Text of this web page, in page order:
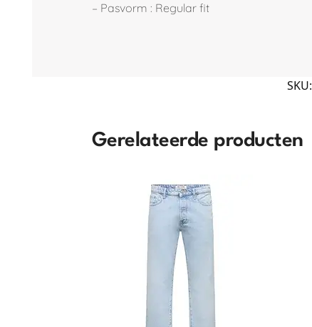
– Pasvorm : Regular fit
SKU:
Gerelateerde producten